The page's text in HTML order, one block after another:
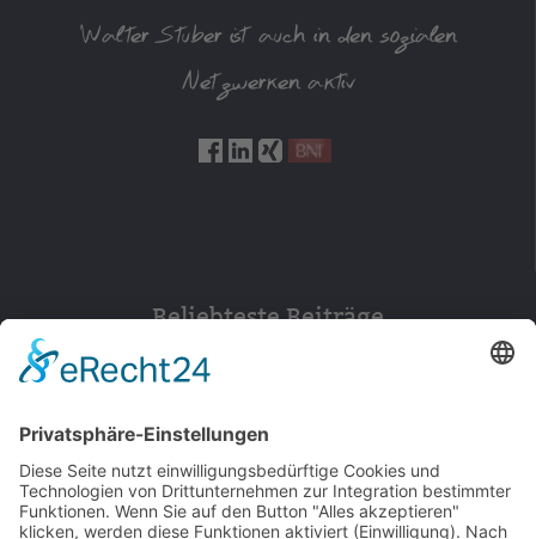
Walter Stuber ist auch in den sozialen
Netzwerken aktiv
Beliebteste Beiträge